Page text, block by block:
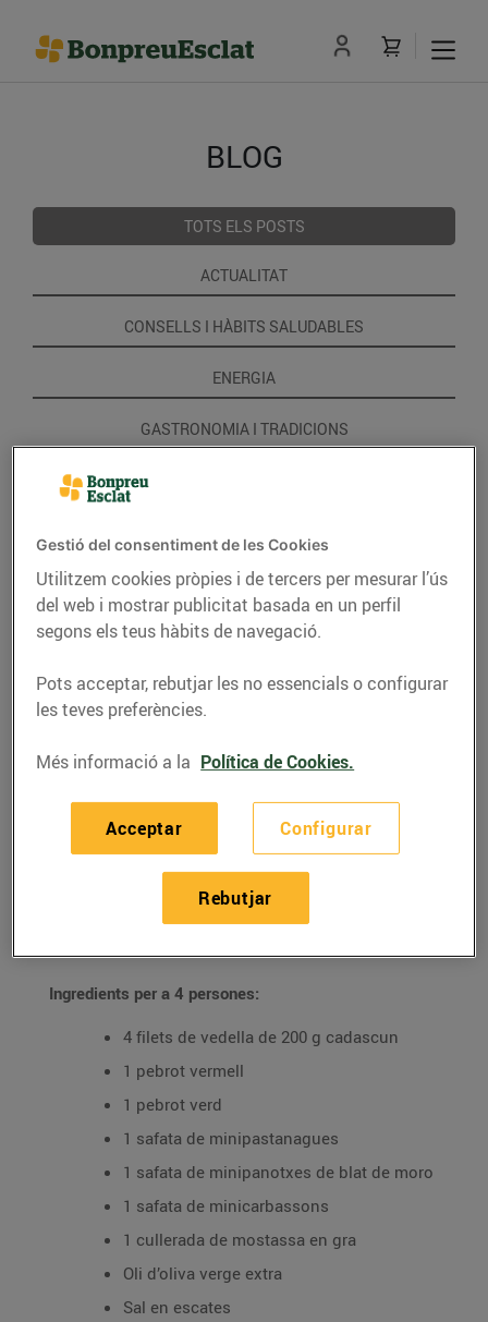
BLOG
TOTS ELS POSTS
ACTUALITAT
CONSELLS I HÀBITS SALUDABLES
ENERGIA
GASTRONOMIA I TRADICIONS
RECEPTES
Filet de vedella amb
verdures i mostassa
17/de setembre/2020
Ingredients per a 4 persones:
4 filets de vedella de 200 g cadascun
1 pebrot vermell
1 pebrot verd
1 safata de minipastanagues
1 safata de minipanotxes de blat de moro
1 safata de minicarbassons
1 cullerada de mostassa en gra
Oli d’oliva verge extra
Sal en escates
Gestió del consentiment de les Cookies
Utilitzem cookies pròpies i de tercers per mesurar l’ús
del web i mostrar publicitat basada en un perfil
segons els teus hàbits de navegació.
Pots acceptar, rebutjar les no essencials o configurar
les teves preferències.
Més informació a la Política de Cookies.
Configurar
Rebutjar
Acceptar